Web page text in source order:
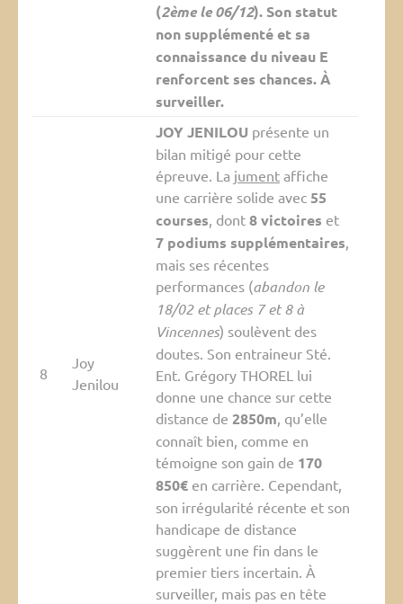
(2ème le 06/12). Son statut
non supplémenté et sa
connaissance du niveau E
renforcent ses chances. À
surveiller.
8
Joy
Jenilou
JOY JENILOU présente un
bilan mitigé pour cette
épreuve. La jumentaffiche
une carrière solide avec 55
courses, dont 8 victoires et
7 podiums supplémentaires,
mais ses récentes
performances (abandon le
18/02 et places 7 et 8 à
Vincennes) soulèvent des
doutes. Son entraineur Sté.
Ent. Grégory THOREL lui
donne une chance sur cette
distance de 2850m, qu’elle
connaît bien, comme en
témoigne son gain de 170
850€en carrière. Cependant,
son irrégularité récente et son
handicape de distance
suggèrent une fin dans le
premier tiers incertain. À
surveiller, mais pas en tête